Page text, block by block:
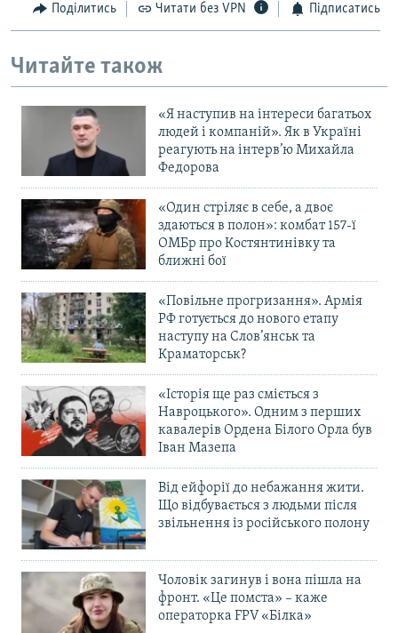
Усі сайти RFE/RL
Поділитись Читати без VPN Підписатись
Читайте також
«Я наступив на інтереси багатьох
людей і компаній». Як в Україні
реагують на інтерв’ю Михайла
Федорова
«Один стріляє в себе, а двоє
здаються в полон»: комбат 157-ї
ОМБр про Костянтинівку та
ближні бої
«Повільне прогризання». Армія
РФ готується до нового етапу
наступу на Слов’янськ та
Краматорськ?
«Історія ще раз сміється з
Навроцького». Одним з перших
кавалерів Ордена Білого Орла був
Іван Мазепа
Від ейфорії до небажання жити.
Що відбувається з людьми після
звільнення із російського полону
Чоловік загинув і вона пішла на
фронт. «Це помста» – каже
операторка FPV «Білка»